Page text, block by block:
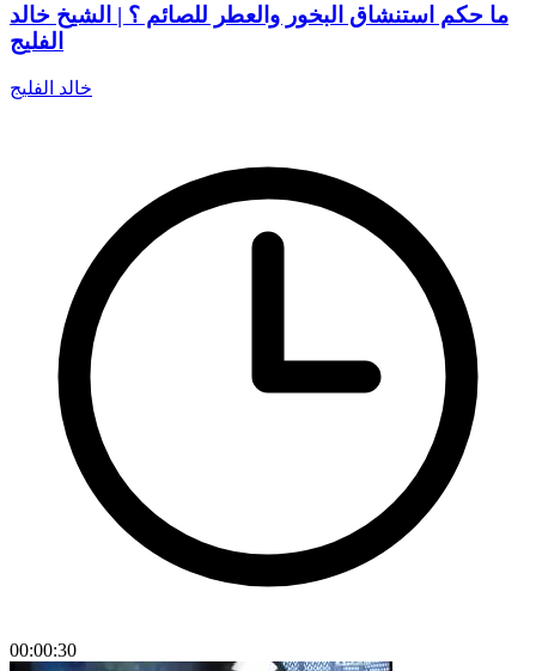
ما حكم استنشاق البخور والعطر للصائم ؟ | الشيخ خالد
الفليج
خالد الفليج
00:00:30